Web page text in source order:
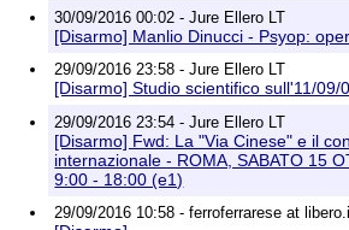
Richieste di rimozione
30/09/2016 00:02 - Jure Ellero LT
[Disarmo] Manlio Dinucci - Psyop:
29/09/2016 23:58 - Jure Ellero LT
[Disarmo] Studio scientifico sull'11/09/
29/09/2016 23:54 - Jure Ellero LT
[Disarmo] Fwd: La "Via Cinese" e il
internazionale - ROMA, SABATO 15
9:00 - 18:00 (e1)
29/09/2016 10:58 - ferroferrarese at